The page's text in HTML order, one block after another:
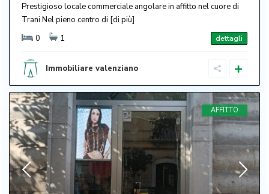
Prestigioso locale commerciale angolare in affitto nel cuore di
Trani Nel pieno centro di [di più]
0
1 dettagli
Immobiliare valenziano
AFFITTO